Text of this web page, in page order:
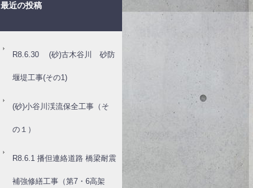
最近の投稿
R8.6.30 (砂)古木谷川 砂防
堰堤工事(その1)
(砂)小谷川渓流保全工事（そ
の１）
R8.6.1 播但連絡道路 橋梁耐震
補強修繕工事（第7・6高架